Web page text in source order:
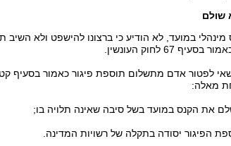
67 לחוק העונשין.
לפטור אדם מתשלום תוספת פיגור כאמור בסעיף
מאלה: